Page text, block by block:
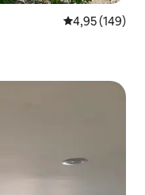
Prosječna
4,95 (149)